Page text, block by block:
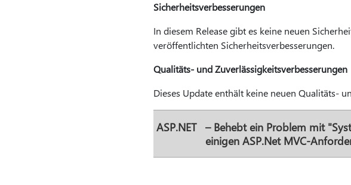
Sicherheitsverbesserungen
In diesem Release gibt es keine neuen
veröffentlichten Sicherheitsverbesserungen.
Qualitäts- und Zuverlässigkeitsverbesserungen
Dieses Update enthält keine neuen Qualitäts-
ASP.NET
– Behebt ein Problem mit
einigen ASP.Net MVC-